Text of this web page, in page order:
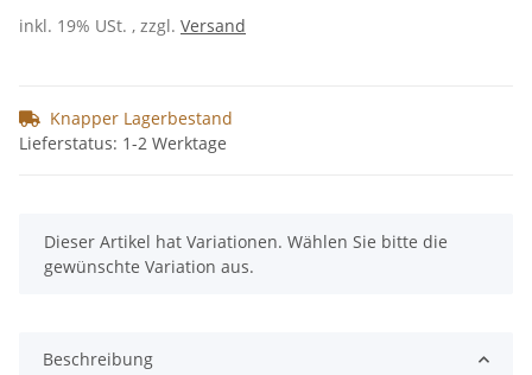
inkl. 19% USt. , zzgl. Versand
Knapper Lagerbestand
Lieferstatus: 1-2 Werktage
x
Dieser Artikel hat Variationen. Wählen Sie bitte die
gewünschte Variation aus.
Beschreibung